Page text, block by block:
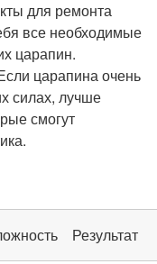
для ремонта
все необходимые
царапин.
царапина очень
силах, лучше
смогут
Результат